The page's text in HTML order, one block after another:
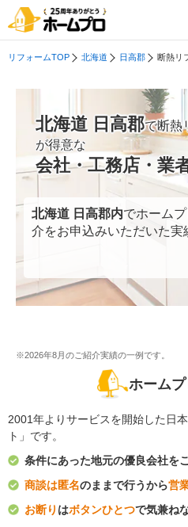
リフォームTOP 北海道 日高郡 断熱リ
北海道 日高郡で断熱
が得意な
会社・工務店・業
北海道 日高郡内でホーム
介をお申込みいただいた実
※2026年8月のご紹介実績の一例です。
ホーム
2001年よりサービスを開始した日
ト」です。
条件にあった地元の優良会社を
商談は匿名のままで行うから営
お断り はボタンひとつで気兼ね